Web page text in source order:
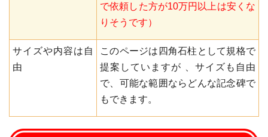
で依頼した方が10万円以上は安くな
りそうです）
サイズや内容は自
由
このページは四角石柱として規格で
提案していますが 、サイズも自由
で、可能な範囲ならどんな記念碑で
もできます。